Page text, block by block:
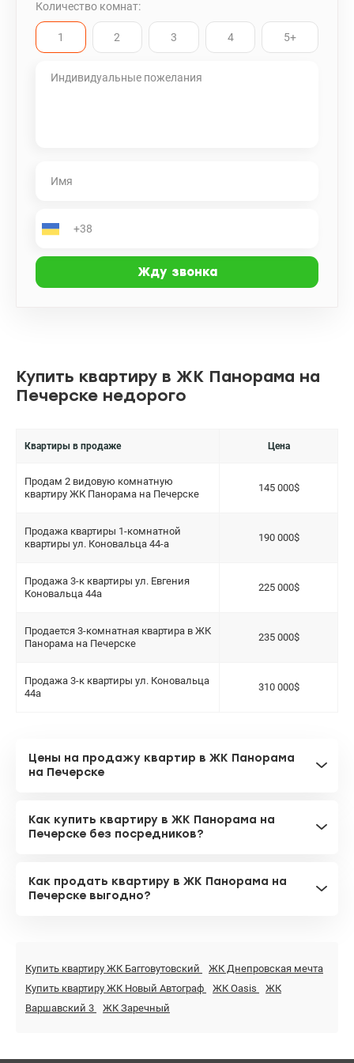
счастливой и комфортной жизни! В ванной комнате
стационарная душевая кабина с душевой стойкой, сантехника
Villeroy&Boch в идеальном состоянии, установка Geberit;
стиральная машина Electrolux, бойлер Atlantic, большое зеркало,
умывальник с тумбой, вместительный шкаф Установлены
счетчики; минимальные коммунальные, свое ОСББ
ландшафтный дизайн ухоженной территории, гостевой и
и кафе, салоны красоты, фитнес-клуб, магазины; близость всей
инфраструктуры Печерска Станция метро Печерская (зеленая
удобное для Вас время, по предварительной договоренности
Хорошее место для жизни, Вы будете довольны, рекомендую!
Количество комнат:
1 2 3 4 5+
Купить квартиру в ЖК Панорама на
Печерске недорого
Квартиры в продаже Цена
Продам 2 видовую комнатную
квартиру ЖК Панорама на Печерске
145 000$
Продажа квартиры 1-комнатной
квартиры ул. Коновальца 44-а
190 000$
Продажа 3-к квартиры ул. Евгения
Коновальца 44а
225 000$
Продается 3-комнатная квартира в ЖК
Панорама на Печерске
235 000$
Продажа 3-к квартиры ул. Коновальца
44а
310 000$
Цены на продажу квартир в ЖК Панорама
на Печерске
Как купить квартиру в ЖК Панорама на
Печерске без посредников?
Как продать квартиру в ЖК Панорама на
Печерске выгодно?
Купить квартиру ЖК Багговутовский
ЖК Днепровская мечта
Купить квартиру ЖК Новый Автограф
ЖК Oasis
ЖК
Варшавский 3
ЖК Заречный